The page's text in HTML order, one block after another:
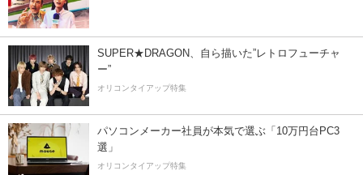
SUPER★DRAGON、自ら描いた”レトロフューチャ
ー”
オリコンタイアップ特集
パソコンメーカー社員が本気で選ぶ「10万円台PC3
選」
オリコンタイアップ特集